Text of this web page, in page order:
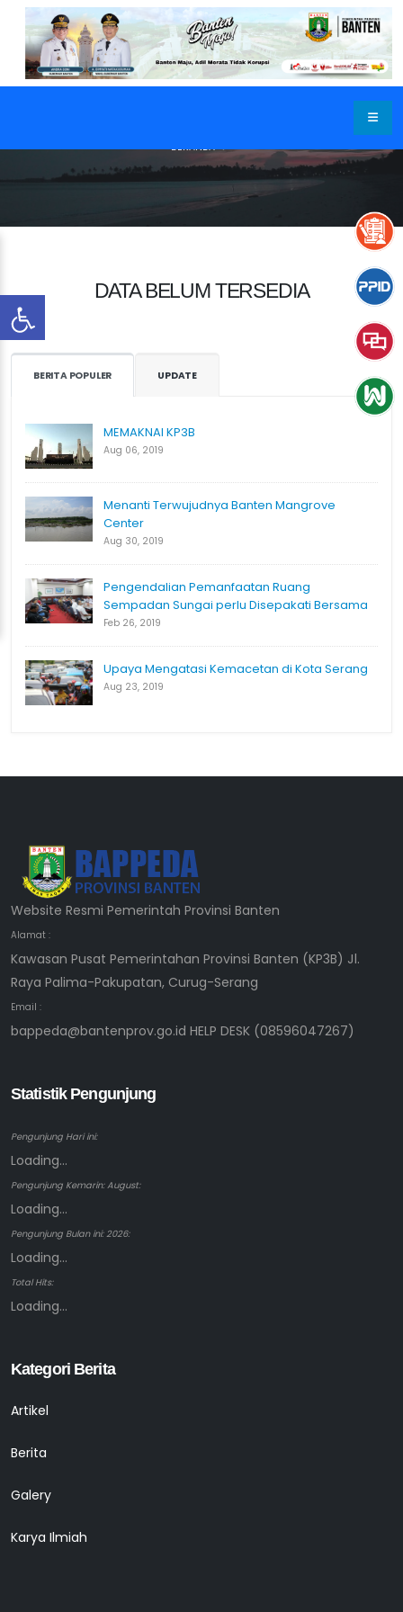
BERANDA
DATA BELUM TERSEDIA
BERITA POPULER UPDATE
MEMAKNAI KP3B
Aug 06, 2019
Menanti Terwujudnya Banten Mangrove
Center
Aug 30, 2019
Pengendalian Pemanfaatan Ruang
Sempadan Sungai perlu Disepakati Bersama
Feb 26, 2019
Upaya Mengatasi Kemacetan di Kota Serang
Aug 23, 2019
Website Resmi Pemerintah Provinsi Banten
Alamat :
Kawasan Pusat Pemerintahan Provinsi Banten (KP3B) Jl.
Raya Palima-Pakupatan, Curug-Serang
Email :
bappeda@bantenprov.go.id HELP DESK (08596047267)
Statistik Pengunjung
Pengunjung Hari ini:
Loading...
Pengunjung Kemarin: August:
Loading...
Pengunjung Bulan ini: 2026:
Loading...
Total Hits:
Loading...
Kategori Berita
Artikel
Berita
Galery
Karya Ilmiah